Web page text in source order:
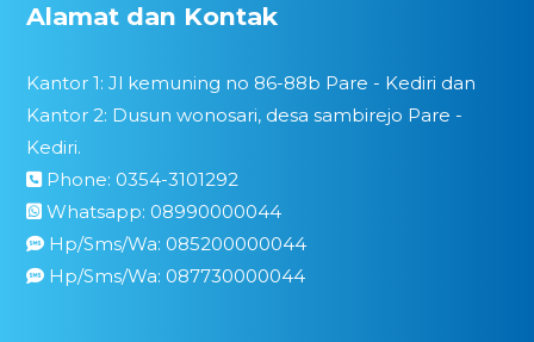
Alamat dan Kontak
Kantor 1: Jl kemuning no 86-88b Pare - Kediri dan
Kantor 2: Dusun wonosari, desa sambirejo Pare -
Kediri.
Phone: 0354-3101292
Whatsapp: 08990000044
Hp/Sms/Wa: 085200000044
Hp/Sms/Wa: 087730000044